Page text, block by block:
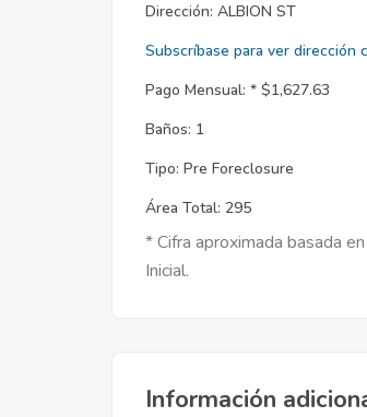
Dirección: ALBION ST
Subscríbase para ver dirección
Pago Mensual: * $1,627.63
Baños: 1
Tipo: Pre Foreclosure
Área Total: 295
* Cifra aproximada basada
Inicial.
Información